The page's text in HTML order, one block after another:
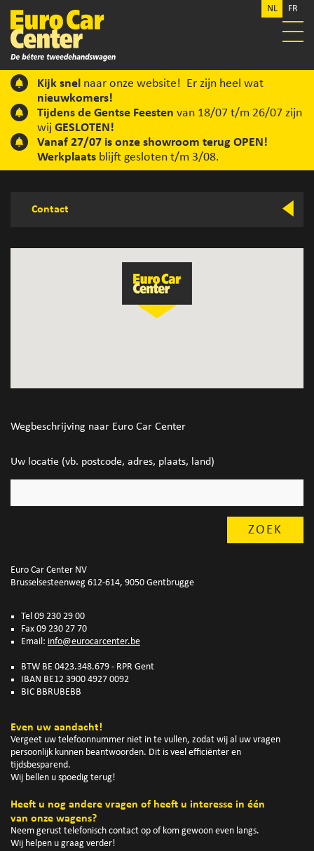
NL FR
Kijk snel naar onze website! Er zijn heel wat
nieuwkomers!
Tijdens de Gentse Feesten van 18/07 t/m 26/07 zijn
wij GESLOTEN!
Vanaf 27/07 is onze showroom terug OPEN!
Werkplaatsblijft gesloten t/m 3/08.
Contact
Wegbeschrijving naar Euro Car Center
Uw locatie (vb. postcode, adres, plaats, land)
Euro Car Center NV
Brusselsesteenweg 612-614, 9050 Gentbrugge
Tel 09 230 29 00
Fax 09 230 27 70
Email: info@eurocarcenter.be
BTW BE 0423.348.679 - RPR Gent
IBAN BE12 3900 4927 0092
BIC BBRUBEBB
Even uw aandacht!
Vergeet uw telefoonnummer niet in te vullen, zodat wij al uw vragen
persoonlijk kunnen beantwoorden. Dit is veel efficiënter en
tijdsbesparend.
Wij bellen u spoedig terug!
Heeft u nog andere vragen of heeft u interesse in één
van onze wagens?
Neem gerust telefonisch contact op of kom gewoon even langs.
Wij helpen u graag verder!